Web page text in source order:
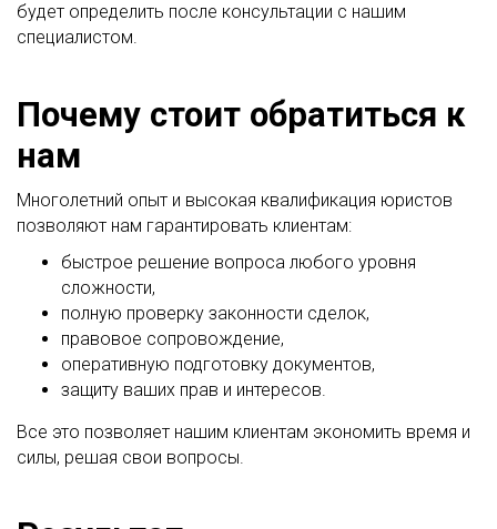
будет определить после консультации с нашим
специалистом.
Почему стоит обратиться к
нам
Многолетний опыт и высокая квалификация юристов
позволяют нам гарантировать клиентам:
быстрое решение вопроса любого уровня
сложности,
полную проверку законности сделок,
правовое сопровождение,
оперативную подготовку документов,
защиту ваших прав и интересов.
Все это позволяет нашим клиентам экономить время и
силы, решая свои вопросы.